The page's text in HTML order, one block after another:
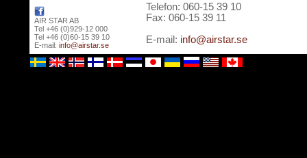
AIR STAR AB
Tel +46 (0)929-12 000
Tel +46 (0)60-15 39 10
E-mail: info@airstar.se
Telefon: 060-15 39 10
Fax: 060-15 39 11
E-mail: info@airstar.se